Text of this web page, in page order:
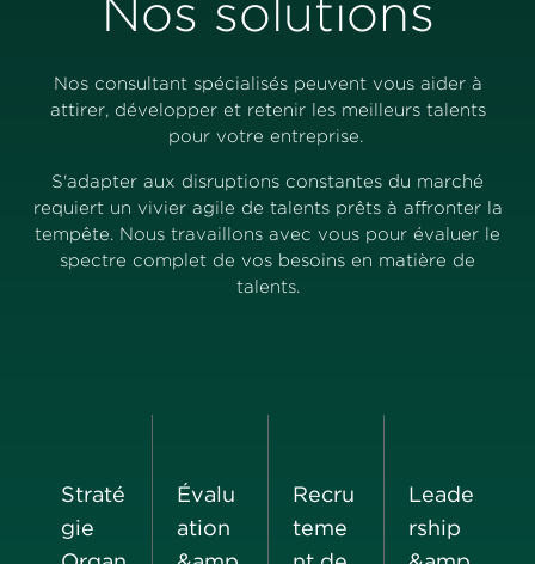
Nos solutions
Nos consultant spécialisés peuvent vous aider à
attirer, développer et retenir les meilleurs talents
pour votre entreprise.
S'adapter aux disruptions constantes du marché
requiert un vivier agile de talents prêts à affronter la
tempête. Nous travaillons avec vous pour évaluer le
spectre complet de vos besoins en matière de
talents.
Straté
gie
Évalu
ation
Recru
teme
Leade
rship